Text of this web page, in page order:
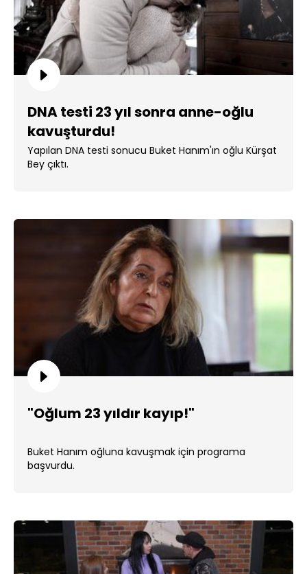
DNA testi 23 yıl sonra anne-oğlu
kavuşturdu!
Yapılan DNA testi sonucu Buket Hanım'ın oğlu Kürşat
Bey çıktı.
"Oğlum 23 yıldır kayıp!"
Buket Hanım oğluna kavuşmak için programa
başvurdu.